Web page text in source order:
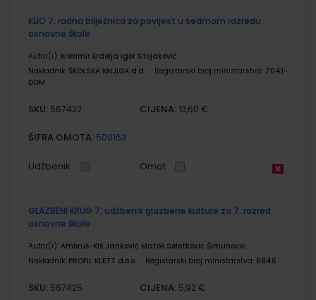
KLIO 7; radna bilježnica za povijest u sedmom razredu
osnovne škole
Autor(i): Krešimir Erdelja Igor Stojaković
Nakladnik: ŠKOLSKA KNJIGA d.d. Registarski broj ministarstva: 7041-
DOM
SKU: 567422 CIJENA: 13,60 €
ŠIFRA OMOTA: 500163
Udžbenik Omot
GLAZBENI KRUG 7; udžbenik glazbene kulture za 7. razred
osnovne škole
Autor(i): Ambruš-Kiš Janković Matoš Seletković Šimunović
Nakladnik: PROFIL KLETT d.o.o. Registarski broj ministarstva: 6846
SKU: 567425 CIJENA: 5,92 €